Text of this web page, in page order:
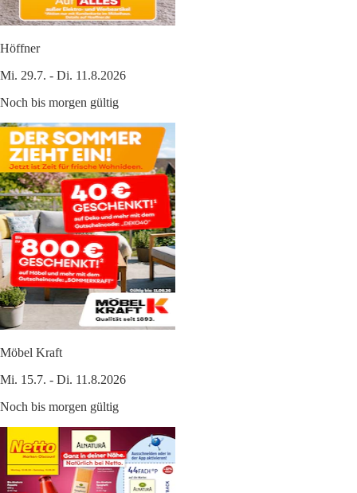
Höffner
Mi. 29.7. - Di. 11.8.2026
Noch bis morgen gültig
Möbel Kraft
Mi. 15.7. - Di. 11.8.2026
Noch bis morgen gültig